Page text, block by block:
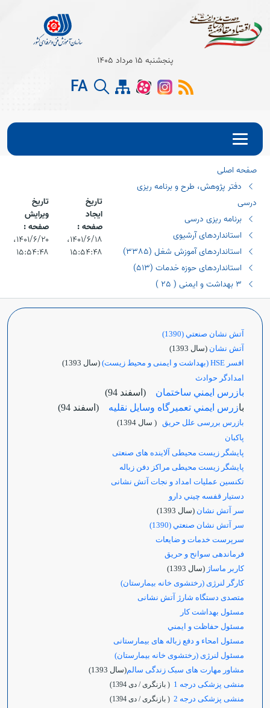
Open
پنجشنبه 15 مرداد 1405
FA
صفحه اصلی
دفتر پژوهش، طرح و برنامه ریزی
درسی
برنامه ریزی درسی
استانداردهای آرشیوی
استانداردهای آموزش شغل (٣٣٨٥)
استانداردهای حوزه خدمات (٥١٣)
٣ بهداشت و ایمنی ( ٢٥ )
تاریخ
ایجاد
صفحه :
۱۴۰۱/۶/۱۸،‏
۱۵:۵۴:۴۸
تاریخ
ویرایش
صفحه :
۱۴۰۱/۶/۲۰،‏
۱۵:۵۴:۴۸
آتش نشان صنعتي (1390)
آتش نشان (سال 1393)
افسر HSE (بهداشت و ایمنی و محیط زیست)
(سال 1393)
امدادگر حوادث
بازرس ايمني ساختمان (اسفند 94)
بازرس ايمني تعميرگاه وسايل نقليه (اسفند 94)
بازرس بررسی علل حریق ( سال 1394)
پاكبان
پایشگر زیست محیطی آلاینده های صنعتی
پایشگر زیست محیطی مراکز دفن زباله
تکنسین عملیات امداد و نجات آتش نشانی
دستيار قفسه چيني دارو
سر آتش نشان (سال 1393)
سر آتش نشان صنعتي (1390)
سرپرست خدمات و ضایعات
فرماندهی سوانح و حریق
کاربر ماساژ (سال 1393)
کارگر لنرژی (رختشوی خانه بیمارستان)
متصدی دستگاه شارژ آتش نشانی
مسئول بهداشت کار
مسئول حفاظت و ايمني
مسئول امحاء و دفع زباله های بیمارستانی
مسئول لنرژی (رختشوی خانه بیمارستان)
مشاور مهارت های سبک زندگی سالم(سال 1393)
منشی پزشکی درجه 1
( بازنگری / دی 1394)
منشی پزشکی درجه 2 ( بازنگری / دی 1394)